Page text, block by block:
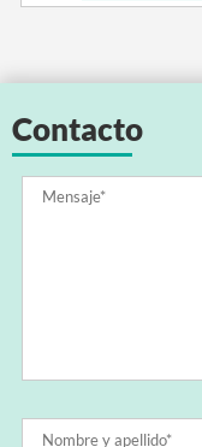
Contacto